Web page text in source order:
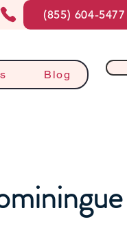
Blog
(855) 604-5477